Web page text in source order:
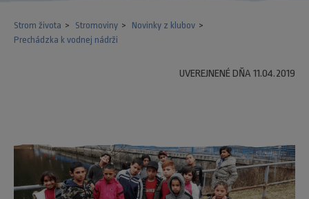
Strom života Stromoviny
Novinky z klubov
Prechádzka k vodnej nádrži
UVEREJNENÉ DŇA 11.04.2019